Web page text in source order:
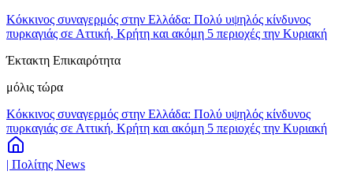
Κόκκινος συναγερμός στην Ελλάδα: Πολύ υψηλός κίνδυνος
πυρκαγιάς σε Αττική, Κρήτη και ακόμη 5 περιοχές την Κυριακή
Έκτακτη Επικαιρότητα
μόλις τώρα
Κόκκινος συναγερμός στην Ελλάδα: Πολύ υψηλός κίνδυνος
πυρκαγιάς σε Αττική, Κρήτη και ακόμη 5 περιοχές την Κυριακή
| Πολίτης News